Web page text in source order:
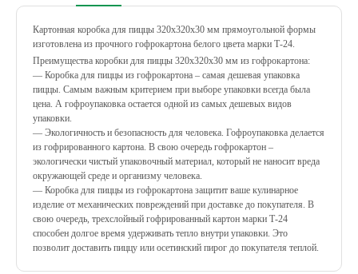
Картонная коробка для пиццы 320х320х30 мм прямоугольной формы
изготовлена из прочного гофрокартона белого цвета марки Т-24.
Преимущества коробки для пиццы 320х320х30 мм из гофрокартона:
— Коробка для пиццы из гофрокартона – самая дешевая упаковка
пиццы. Самым важным критерием при выборе упаковки всегда была
цена. А гофроупаковка остается одной из самых дешевых видов
упаковки.
— Экологичность и безопасность для человека. Гофроупаковка делается
из гофрированного картона. В свою очередь гофрокартон –
экологически чистый упаковочный материал, который не наносит вреда
окружающей среде и организму человека.
— Коробка для пиццы из гофрокартона защитит ваше кулинарное
изделие от механических повреждений при доставке до покупателя. В
свою очередь, трехслойный гофрированный картон марки Т-24
способен долгое время удерживать тепло внутри упаковки. Это
позволит доставить пиццу или осетинский пирог до покупателя теплой.